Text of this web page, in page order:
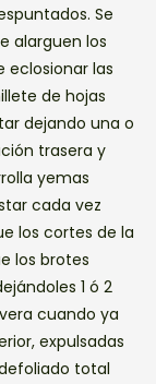
Se
alarguen los
eclosionar las
de hojas
dejando una o
trasera y
yemas
cada vez
los cortes de la
los brotes
1 ó 2
cuando ya
expulsadas
total